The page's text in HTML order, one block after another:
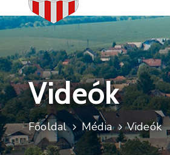
Videók
Főoldal Média Videók